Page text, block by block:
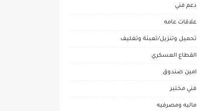
دعم فني
علاقات عامه
تحميل وتنزيل/تعبئة وتغليف
القطاع العسكري
امين صندوق
فني مختبر
ماليه ومصرفيه